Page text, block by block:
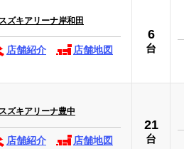
ズキアリーナ岸和田
店舗紹介 店舗地図
6
台
ズキアリーナ豊中
店舗紹介 店舗地図
21
台